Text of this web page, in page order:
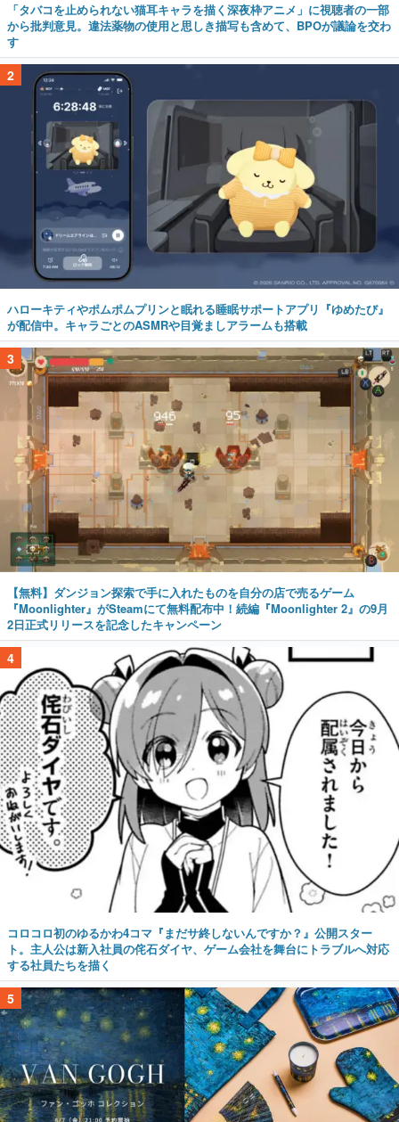
「タバコを止められない猫耳キャラを描く深夜枠アニメ」に視聴者の一部
から批判意見。違法薬物の使用と思しき描写も含めて、BPOが議論を交わ
す
2
ハローキティやポムポムプリンと眠れる睡眠サポートアプリ『ゆめたび』
が配信中。キャラごとのASMRや目覚ましアラームも搭載
3
【無料】ダンジョン探索で手に入れたものを自分の店で売るゲーム
『Moonlighter』がSteamにて無料配布中！続編『Moonlighter 2』の9月
2日正式リリースを記念したキャンペーン
4
コロコロ初のゆるかわ4コマ『まだサ終しないんですか？』公開スター
ト。主人公は新入社員の侘石ダイヤ、ゲーム会社を舞台にトラブルへ対応
する社員たちを描く
5